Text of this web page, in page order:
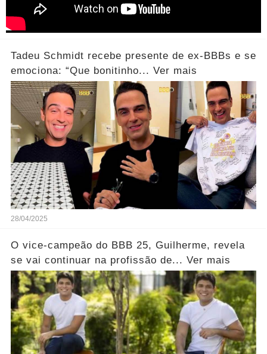
Tadeu Schmidt recebe presente de ex-BBBs e se
emociona: “Que bonitinho... Ver mais
28/04/2025
O vice-campeão do BBB 25, Guilherme, revela
se vai continuar na profissão de... Ver mais